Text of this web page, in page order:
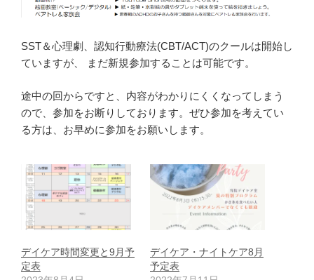
SST＆心理劇、認知行動療法(CBT/ACT)のクールは開始し
ていますが、 まだ新規参加することは可能です。
途中の回からですと、内容がわかりにくくなってしまう
ので、参加をお断りしております。ぜひ参加を考えてい
る方は、お早めに参加をお願いします。
デイケア時間変更と9月予
定表
デイケア・ナイトケア8月
予定表